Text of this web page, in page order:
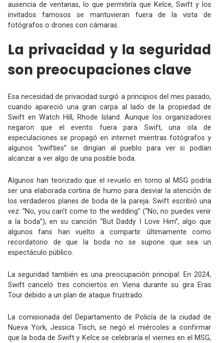
ausencia de ventanas, lo que permitiría que Kelce, Swift y los
invitados famosos se mantuvieran fuera de la vista de
fotógrafos o drones con cámaras.
La privacidad y la seguridad
son preocupaciones clave
Esa necesidad de privacidad surgió a principios del mes pasado,
cuando apareció una gran carpa al lado de la propiedad de
Swift en Watch Hill, Rhode Island. Aunque los organizadores
negaron que el evento fuera para Swift, una ola de
especulaciones se propagó en internet mientras fotógrafos y
algunos “swifties” se dirigían al pueblo para ver si podían
alcanzar a ver algo de una posible boda.
Algunos han teorizado que el revuelo en torno al MSG podría
ser una elaborada cortina de humo para desviar la atención de
los verdaderos planes de boda de la pareja. Swift escribió una
vez: “No, you can’t come to the wedding” (“No, no puedes venir
a la boda”), en su canción “But Daddy I Love Him”, algo que
algunos fans han vuelto a compartir últimamente como
recordatorio de que la boda no se supone que sea un
espectáculo público.
La seguridad también es una preocupación principal. En 2024,
Swift canceló tres conciertos en Viena durante su gira Eras
Tour debido a un plan de ataque frustrado.
La comisionada del Departamento de Policía de la ciudad de
Nueva York, Jessica Tisch, se negó el miércoles a confirmar
que la boda de Swift y Kelce se celebraría el viernes en el MSG,